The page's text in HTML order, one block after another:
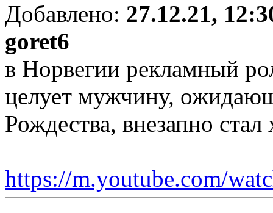
Добавлено: 27.12.21,
goret6
в Норвегии рекламный
целует мужчину,
Рождества, внезапно стал
https://m.youtube.com/